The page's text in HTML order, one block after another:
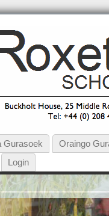
Gurasoek
Oraingo
Login